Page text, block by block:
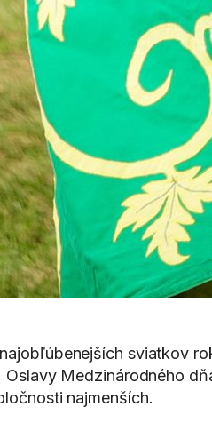
sviatkov
Medzinárodného
najmenších.